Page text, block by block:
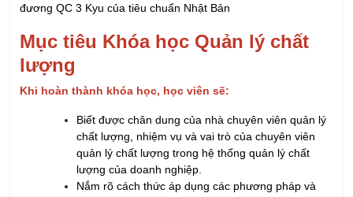
đương QC 3 Kyu của tiêu chuẩn Nhật Bản
Mục tiêu Khóa học Quản lý chất
lượng
Khi hoàn thành khóa học, học viên sẽ:
Biết được chân dung của nhà chuyên viên quản lý
chất lượng, nhiệm vụ và vai trò của chuyên viên
quản lý chất lượng trong hệ thống quản lý chất
lượng của doanh nghiệp.
Nắm rõ cách thức áp dụng các phương pháp và